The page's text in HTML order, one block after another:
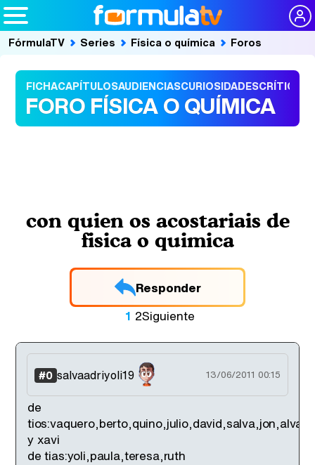
FórmulaTV Series Física o química Foros
FICHACAPÍTULOSAUDIENCIASCURIOSIDADESCRÍTICAS
FORO FÍSICA O QUÍMICA
con quien os acostariais de
fisica o quimica
Responder
1 2Siguiente
#0 salvaadriyoli19 13/06/2011 00:15
de
tios:vaquero,berto,quino,julio,david,salva,jon,alvaro
y xavi
de tias:yoli,paula,teresa,ruth